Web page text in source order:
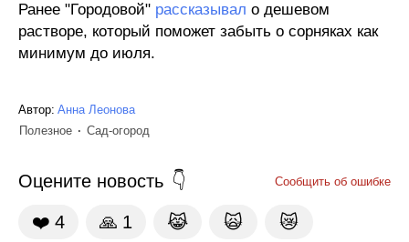
Ранее "Городовой" рассказывал о дешевом
растворе, который поможет забыть о сорняках как
минимум до июля.
Автор: Анна Леонова
Полезное
Сад-огород
Оцените новость Сообщить об ошибке
❤️ 4 🙏 1 😹 🙀 😿